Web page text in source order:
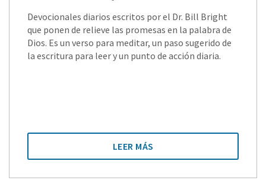
Devocionales diarios escritos por el Dr. Bill Bright
que ponen de relieve las promesas en la palabra de
Dios. Es un verso para meditar, un paso sugerido de
la escritura para leer y un punto de acción diaria.
LEER MÁS